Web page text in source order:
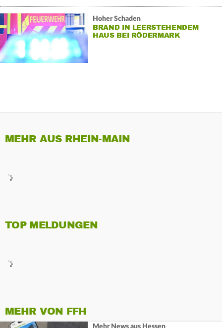
Hoher Schaden
BRAND IN LEERSTEHENDEM
HAUS BEI RÖDERMARK
MEHR AUS RHEIN-MAIN
TOP MELDUNGEN
MEHR VON FFH
Mehr News aus Hessen